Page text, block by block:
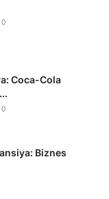
0
Coca-Cola
0
Biznes